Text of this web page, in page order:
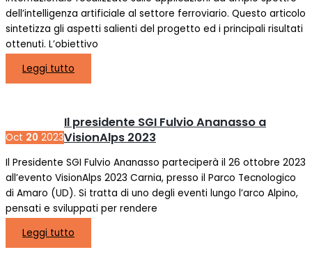
dell’intelligenza artificiale al settore ferroviario. Questo articolo
sintetizza gli aspetti salienti del progetto ed i principali risultati
ottenuti. L’obiettivo
Leggi tutto
Oct 20 2023
Il presidente SGI Fulvio Ananasso a
VisionAlps 2023
Il Presidente SGI Fulvio Ananasso parteciperà il 26 ottobre 2023
all’evento VisionAlps 2023 Carnia, presso il Parco Tecnologico
di Amaro (UD). Si tratta di uno degli eventi lungo l’arco Alpino,
pensati e sviluppati per rendere
Leggi tutto